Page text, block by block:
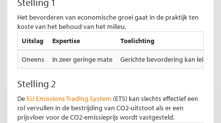
Het bevorderen van economische groei gaat in de praktijk ten
koste van het behoud van het milieu.
Uitslag
Expertise Toelichting
Oneens In zeer geringe mate Gerichte bevordering kan leiden
Stelling 2
De EU Emissions Trading System (ETS) kan slechts effectief een
rol vervullen in de bestrijding van CO2-uitstoot als er een
prijsvloer voor de CO2-emissieprijs wordt vastgesteld.